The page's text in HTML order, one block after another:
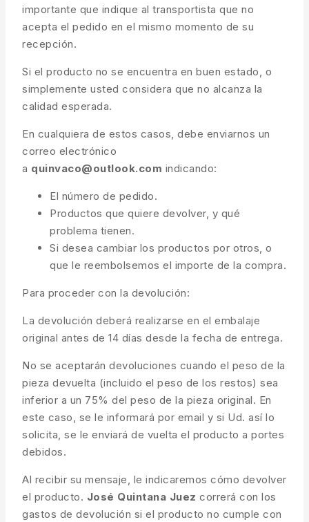
importante que indique al transportista que no
acepta el pedido en el mismo momento de su
recepción.
Si el producto no se encuentra en buen estado, o
simplemente usted considera que no alcanza la
calidad esperada.
En cualquiera de estos casos, debe enviarnos un
correo electrónico
a quinvaco@outlook.com indicando:
El número de pedido.
Productos que quiere devolver, y qué
problema tienen.
Si desea cambiar los productos por otros, o
que le reembolsemos el importe de la compra.
Para proceder con la devolución:
La devolución deberá realizarse en el embalaje
original antes de 14 días desde la fecha de entrega.
No se aceptarán devoluciones cuando el peso de la
pieza devuelta (incluido el peso de los restos) sea
inferior a un 75% del peso de la pieza original. En
este caso, se le informará por email y si Ud. así lo
solicita, se le enviará de vuelta el producto a portes
debidos.
Al recibir su mensaje, le indicaremos cómo devolver
el producto. José Quintana Juez correrá con los
gastos de devolución si el producto no cumple con